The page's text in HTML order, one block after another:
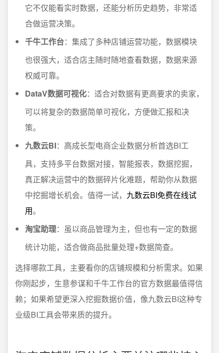
它不仅能看实时数据，还能分析历史趋势，非常适
合做运营决策。
千牛工作台：集成了多种店铺运营功能，数据模块
也很强大，适合店主随时随地查看数据，数据来源
权威可靠。
DataV数据可视化：适合对数据有更高要求的卖家，
可以将复杂的数据简单可视化，方便做汇报和决
策。
九数云BI：高成长型电商企业数据分析首选BI工
具，支持多平台数据对接，智能报表，数据挖掘，
真正解决运营中的数据碎片化难题，帮助你从数据
中挖掘增长机会。值得一试， 九数云BI免费在线试
用。
淘宝助理：虽以商品管理为主，但也有一定的数据
统计功能，适合做商品批量处理+数据简查。
选择哪款工具，主要看你的店铺规模和分析需求。如果
你刚起步，生意参谋和千牛工作台的官方数据最值得信
赖；如果希望更深入挖掘数据价值，像九数云BI这种专
业级BI工具会带来质的提升。